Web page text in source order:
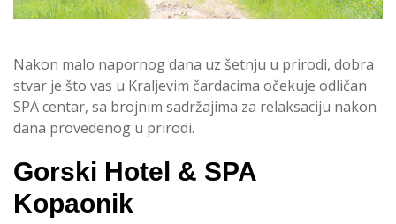
Nakon malo napornog dana uz šetnju u prirodi, dobra
stvar je što vas u Kraljevim čardacima očekuje odličan
SPA centar, sa brojnim sadržajima za relaksaciju nakon
dana provedenog u prirodi.
Gorski Hotel & SPA
Kopaonik